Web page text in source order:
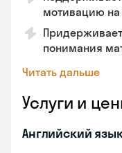
мотивацию на
понимания
Читать дальше
Услуги и
Английский